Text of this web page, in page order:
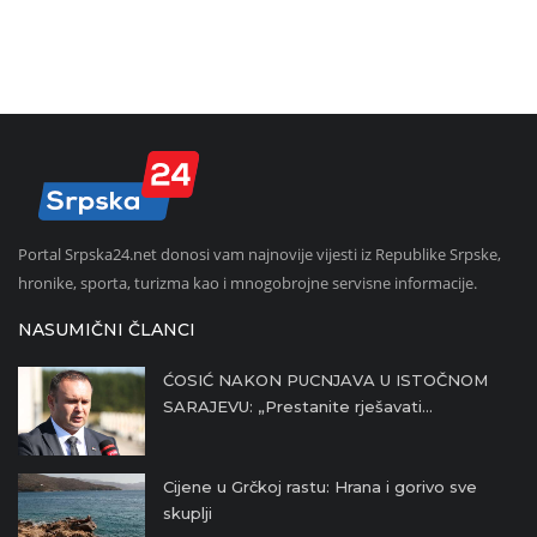
Portal Srpska24.net donosi vam najnovije vijesti iz Republike Srpske,
hronike, sporta, turizma kao i mnogobrojne servisne informacije.
NASUMIČNI ČLANCI
ĆOSIĆ NAKON PUCNJAVA U ISTOČNOM
SARAJEVU: „Prestanite rješavati...
Cijene u Grčkoj rastu: Hrana i gorivo sve
skuplji